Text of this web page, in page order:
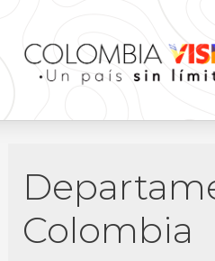
Colombia